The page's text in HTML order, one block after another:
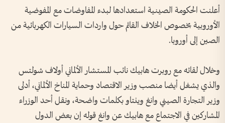
أعلنت الحكومة الصينية استعدادها لبدء المفاوضات مع المفوضية
الأوروبية بخصوص الخلاف القائم حول واردات السيارات الكهربائية من
الصين إلى أوروبا.
وخلال لقائه مع روبرت هابيك نائب المستشار الألماني أولاف شولتس
والذي يشغل أيضا منصب وزير الاقتصاد وحماية المناخ الألماني، أدلى
وزير التجارة الصيني وانغ وينتاو بكلمات واضحة، ونقل أحد الوزراء
المشاركين في الاجتماع مع هابيك عن وانغ قوله إن بعض الدول